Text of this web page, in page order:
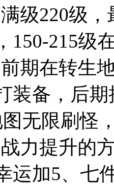
级220级
150-215级
期在转生
装备，后
无限刷怪
力提升的
运加5、七